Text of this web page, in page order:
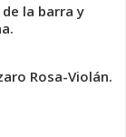
la barra y
Rosa-Violán.